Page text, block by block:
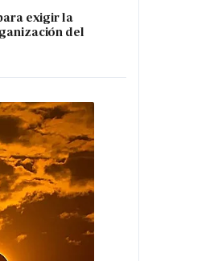
exigir la
del